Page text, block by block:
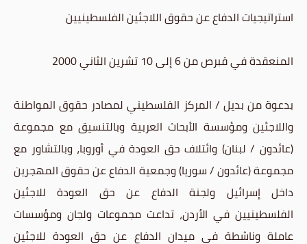
استراتيجيات الدفاع عن حقوق اللاجئين الفلسطينيين
المنعقدة في قبرص من 6 إلى 10 تشرين الثاني 2000
بدعوة من بديل / المركز الفلسطيني لمصادر حقوق المواطنة
واللاجئين ومؤسسة الأبحاث العربية وبالتنسيق مع مجموعة
(عائدون / لبنان) وائتلاف حق العودة في أوروبا، وبالتشاور مع
مجموعة (عائدون / سوريا) وجمعية الدفاع عن حقوق المهجرين
داخل إسرائيل ولجنة الدفاع عن حق العودة للاجئين
الفلسطينيين في الأردن، تداعت مجموعات ولجان ومؤسسات
عاملة وناشطة في ميدان الدفاع عن حق العودة للاجئين